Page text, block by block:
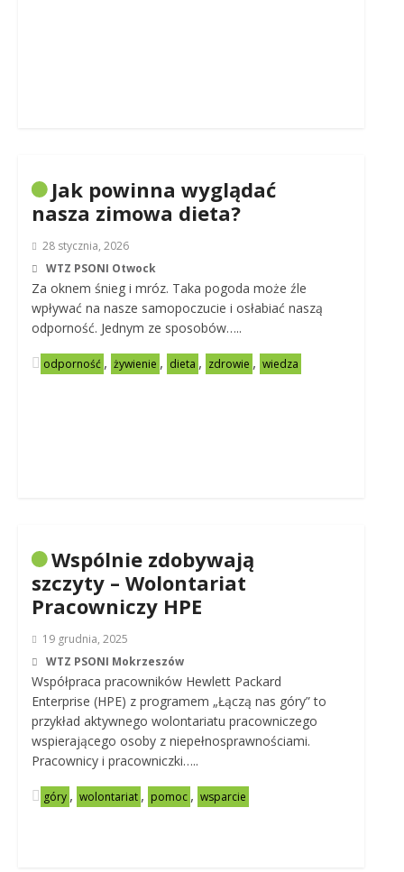
Jak powinna wyglądać
nasza zimowa dieta?
28 stycznia, 2026
WTZ PSONI Otwock
Za oknem śnieg i mróz. Taka pogoda może źle
wpływać na nasze samopoczucie i osłabiać naszą
odporność. Jednym ze sposobów…..
odporność , żywienie , dieta , zdrowie , wiedza
Wspólnie zdobywają
szczyty – Wolontariat
Pracowniczy HPE
19 grudnia, 2025
WTZ PSONI Mokrzeszów
Współpraca pracowników Hewlett Packard
Enterprise (HPE) z programem „Łączą nas góry” to
przykład aktywnego wolontariatu pracowniczego
wspierającego osoby z niepełnosprawnościami.
Pracownicy i pracowniczki…..
góry , wolontariat , pomoc , wsparcie